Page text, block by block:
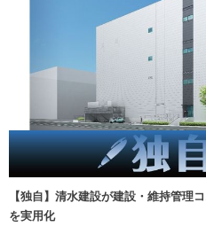
【独自】清水建設が建設・維持管理
を実用化